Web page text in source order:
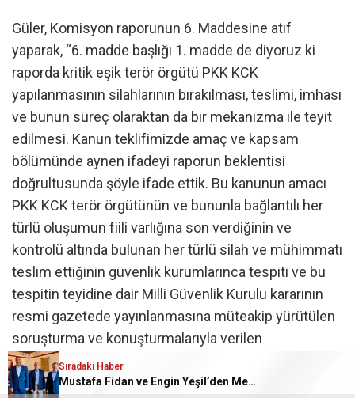
Güler, Komisyon raporunun 6. Maddesine atıf
yaparak, “6. madde başlığı 1. madde de diyoruz ki
raporda kritik eşik terör örgütü PKK KCK
yapılanmasının silahlarının bırakılması, teslimi, imhası
ve bunun süreç olaraktan da bir mekanizma ile teyit
edilmesi. Kanun teklifimizde amaç ve kapsam
bölümünde aynen ifadeyi raporun beklentisi
doğrultusunda şöyle ifade ettik. Bu kanunun amacı
PKK KCK terör örgütünün ve bununla bağlantılı her
türlü oluşumun fiili varlığına son verdiğinin ve
kontrolü altında bulunan her türlü silah ve mühimmatı
teslim ettiğinin güvenlik kurumlarınca tespiti ve bu
tespitin teyidine dair Milli Güvenlik Kurulu kararının
resmi gazetede yayınlanmasına müteakip yürütülen
soruşturma ve konuşturmalarıyla verilen
mahkumiyet hükümlerinin infazın ertelenmesi
işlemlerinin ve bu konuda yani tasfiye süreciyle ilgili
Sıradaki Haber
Mustafa Fidan ve Engin Yeşil’den Mehmet Mehdi Eker’e Ziyaret